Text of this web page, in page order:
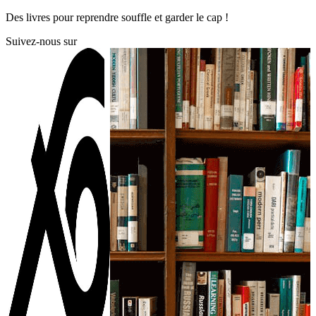
Skip
content
Des livres pour reprendre souffle et garder le cap !
Suivez-nous sur